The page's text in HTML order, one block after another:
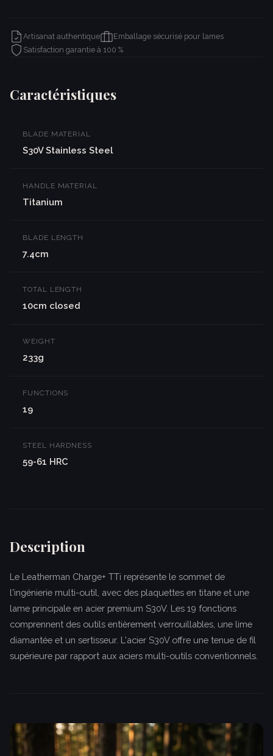
Artisanat authentique
Emballage sécurisé pour lames
Satisfaction garantie à 100 %
Caractéristiques
BLADE MATERIAL
S30V Stainless Steel
HANDLE MATERIAL
Titanium
BLADE LENGTH
7.4cm
TOTAL LENGTH
10cm closed
WEIGHT
233g
FUNCTIONS
19
STEEL HARDNESS
59-61 HRC
Description
Le Leatherman Charge+ TTi représente le sommet de
l'ingénierie multi-outil, avec des plaquettes en titane et une
lame principale en acier premium S30V. Les 19 fonctions
comprennent des outils entièrement verrouillables, une lime
diamantée et un sertisseur. L'acier S30V offre une tenue de fil
supérieure par rapport aux aciers multi-outils conventionnels.